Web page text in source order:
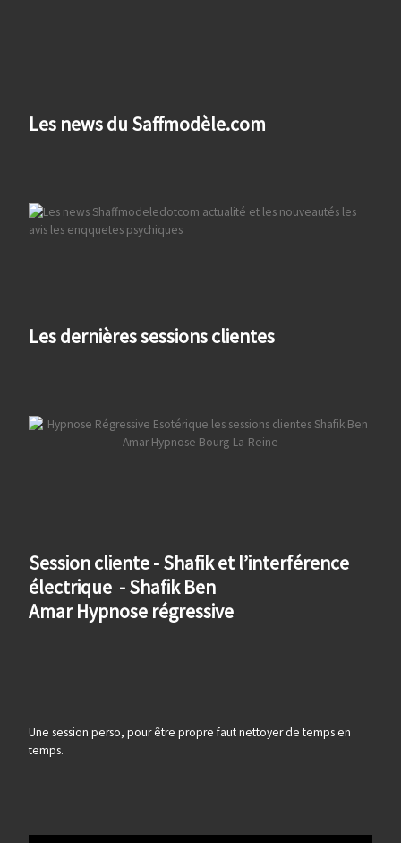
Les news du Saffmodèle.com
Les dernières sessions clientes
Session cliente - Shafik et l’interférence
électrique - Shafik Ben
Amar Hypnose régressive
Une session perso, pour être propre faut nettoyer de temps en
temps.